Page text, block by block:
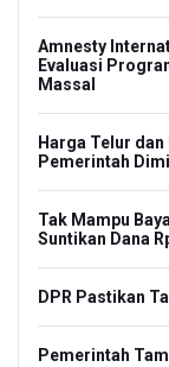
Amnesty
Evaluasi
Massal
Harga Telur
Pemerintah
Tak Mampu
Suntikan Dana
DPR Pastikan
Pemerintah